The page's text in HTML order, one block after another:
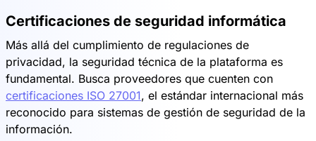
Certificaciones de seguridad informática
Más allá del cumplimiento de regulaciones de
privacidad, la seguridad técnica de la plataforma es
fundamental. Busca proveedores que cuenten con
certificaciones ISO 27001, el estándar internacional más
reconocido para sistemas de gestión de seguridad de la
información.